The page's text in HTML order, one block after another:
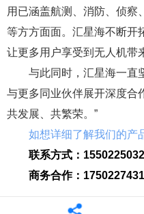
用已涵盖航测、消防、侦察
等方方面面。汇星海不断开
让更多用户享受到无人机带
与此同时，汇星海一直
与更多同业伙伴展开深度合
共发展、共繁荣。 ”
如想详细了解我们的产
联系方式：
商务合作：